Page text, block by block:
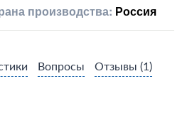
производства: Россия
Вопросы Отзывы (1)